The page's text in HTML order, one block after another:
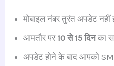
मोबाइल नंबर तुरंत अपडेट नहीं
आमतौर पर 10 से 15 दिनका
अपडेट होने के बाद आपको